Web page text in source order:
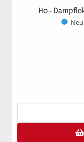
H0 -